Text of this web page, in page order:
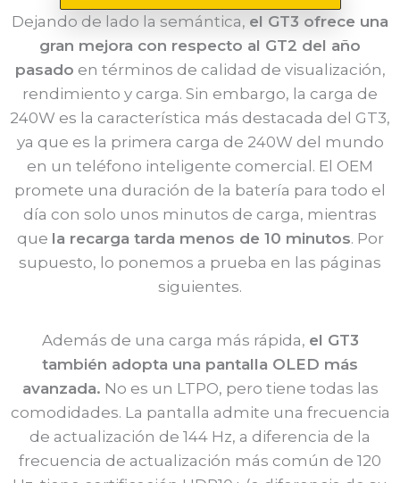
Dejando de lado la semántica, el GT3 ofrece una
gran mejora con respecto al GT2 del año
pasado en términos de calidad de visualización,
rendimiento y carga. Sin embargo, la carga de
240W es la característica más destacada del GT3,
ya que es la primera carga de 240W del mundo
en un teléfono inteligente comercial. El OEM
promete una duración de la batería para todo el
día con solo unos minutos de carga, mientras
que la recarga tarda menos de 10 minutos. Por
supuesto, lo ponemos a prueba en las páginas
siguientes.
Además de una carga más rápida, el GT3
también adopta una pantalla OLED más
avanzada. No es un LTPO, pero tiene todas las
comodidades. La pantalla admite una frecuencia
de actualización de 144 Hz, a diferencia de la
frecuencia de actualización más común de 120